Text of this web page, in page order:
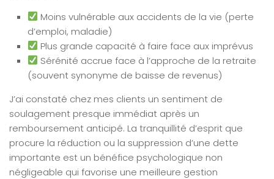
Moins vulnérable aux accidents de la vie (perte
d’emploi, maladie)
Plus grande capacité à faire face aux imprévus
Sérénité accrue face à l’approche de la retraite
(souvent synonyme de baisse de revenus)
J’ai constaté chez mes clients un sentiment de
soulagement presque immédiat après un
remboursement anticipé. La tranquillité d’esprit que
procure la réduction ou la suppression d’une dette
importante est un bénéfice psychologique non
négligeable qui favorise une meilleure gestion